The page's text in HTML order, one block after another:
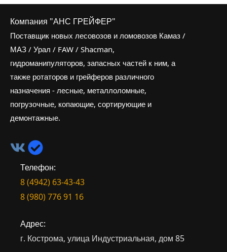
Компания "АНС ГРЕЙФЕР"
Поставщик новых лесовозов и ломовозов Камаз /
МАЗ / Урал / FAW / Shacman,
гидроманипуляторов, запасных частей к ним, а
также ротаторов и грейферов различного
назначения - лесные, металлоломные,
погрузочные, копающие, сортирующие и
демонтажные.
Телефон:
8 (4942) 63-43-43
8 (980) 776 91 16
Адрес:
г. Кострома, улица Индустриальная, дом 85